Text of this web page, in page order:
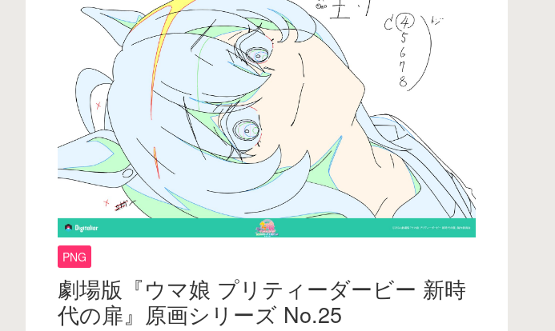
PNG
劇場版『ウマ娘 プリティーダービー 新時
代の扉』原画シリーズ No.25